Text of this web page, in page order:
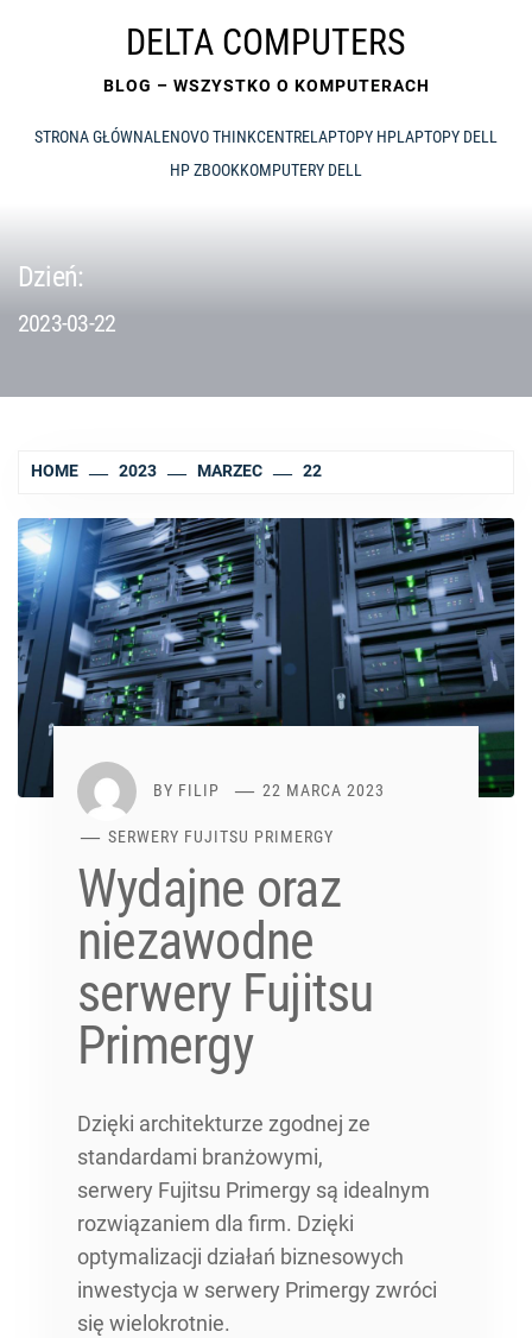
DELTA COMPUTERS
BLOG – WSZYSTKO O KOMPUTERACH
STRONA GŁÓWNALENOVO THINKCENTRELAPTOPY HPLAPTOPY DELL
HP ZBOOKKOMPUTERY DELL
Dzień:
2023-03-22
HOME 2023 MARZEC 22
BY FILIP 22 MARCA 2023
SERWERY FUJITSU PRIMERGY
Wydajne oraz
niezawodne
serwery Fujitsu
Primergy
Dzięki architekturze zgodnej ze
standardami branżowymi,
serwery Fujitsu Primergy są idealnym
rozwiązaniem dla firm. Dzięki
optymalizacji działań biznesowych
inwestycja w serwery Primergy zwróci
się wielokrotnie.